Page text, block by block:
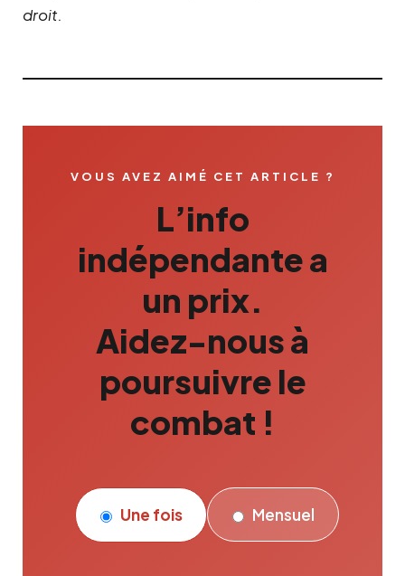
droit.
VOUS AVEZ AIMÉ CET ARTICLE ?
L’info
indépendante a
un prix.
Aidez-nous à
poursuivre le
combat !
Une fois Mensuel